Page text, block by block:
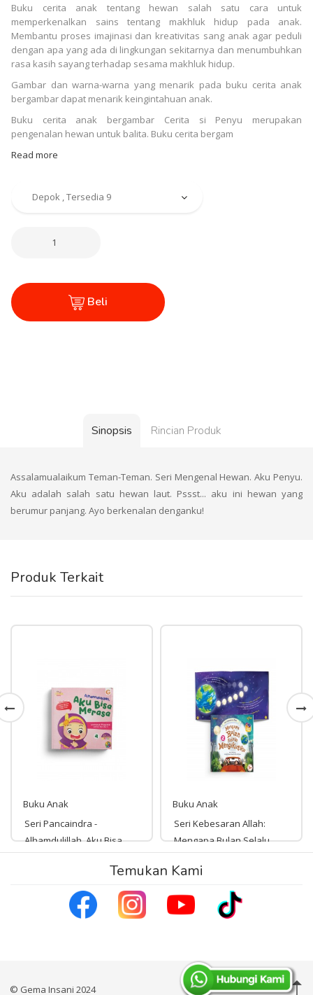
Buku cerita anak tentang hewan salah satu cara untuk
memperkenalkan sains tentang makhluk hidup pada anak.
Membantu proses imajinasi dan kreativitas sang anak agar peduli
dengan apa yang ada di lingkungan sekitarnya dan menumbuhkan
rasa kasih sayang terhadap sesama makhluk hidup.
Gambar dan warna-warna yang menarik pada buku cerita anak
bergambar dapat menarik keingintahuan anak.
Buku cerita anak bergambar Cerita si Penyu merupakan
pengenalan hewan untuk balita. Buku cerita bergam
Read more
Beli
Sinopsis Rincian Produk
Assalamualaikum Teman-Teman. Seri Mengenal Hewan. Aku Penyu.
Aku adalah salah satu hewan laut. Pssst... aku ini hewan yang
berumur panjang. Ayo berkenalan denganku!
Produk Terkait
Buku Anak
Seri Pancaindra -
Alhamdulillah, Aku Bisa
Merasa
45,000
Buku Anak
Seri Kebesaran Allah:
Mengapa Bulan Selalu
Mengikutiku?
Rp 35,000
Temukan Kami
© Gema Insani 2024